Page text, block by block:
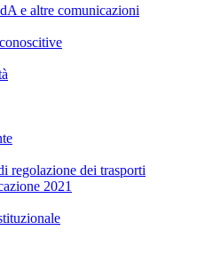
e altre comunicazioni
regolazione dei trasporti
2021